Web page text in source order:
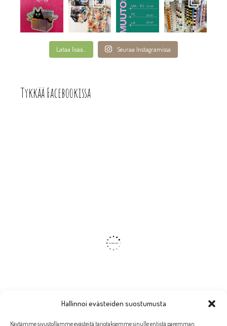
Hallinnoi evästeiden suostumusta
Käytämme sivustollamme evästeitä tarjotaksemme sinulle entistä paremman
Lataa lisää... Seuraa Instagramissa
Tykkää Facebookissa